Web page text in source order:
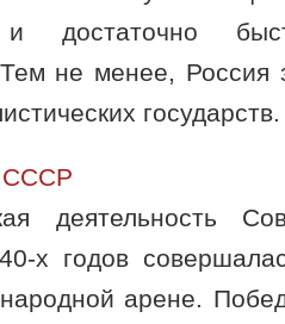
достаточно
не менее, Россия
СССР
деятельность
х годов
арене.